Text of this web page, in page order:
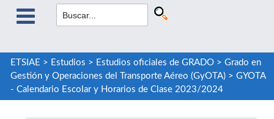
ETSIAE > Estudios > Estudios oficiales de GRADO> Grado en
Gestión y Operaciones del Transporte Aéreo (GyOTA)> GYOTA
- Calendario Escolar y Horarios de Clase 2023/2024